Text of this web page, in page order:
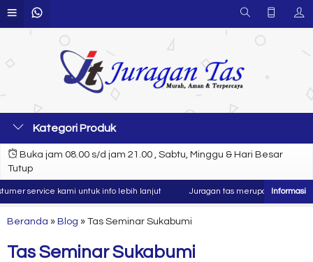
Kategori Produk
Buka jam 08.00 s/d jam 21.00 , Sabtu, Minggu & Hari Besar
Tutup
service kami untuk info lebih lanjut Juragan tas merupakan produsen
Beranda » Blog » Tas Seminar Sukabumi
Tas Seminar Sukabumi